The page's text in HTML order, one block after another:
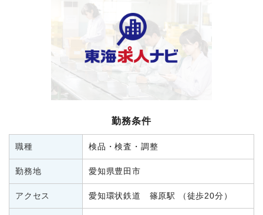
勤務条件
職種 検品・検査・調整
勤務地 愛知県豊田市
アクセス 愛知環状鉄道 篠原駅 （徒歩20分）